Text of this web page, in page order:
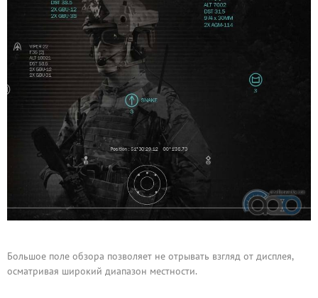
Большое поле обзора позволяет не отрывать взгляд от дисплея,
осматривая широкий диапазон местности.